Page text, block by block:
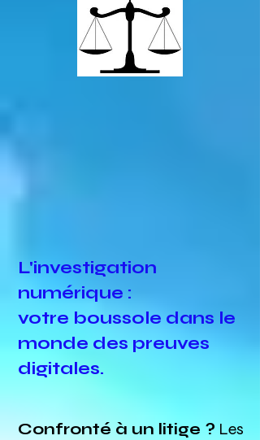
L'investigation
numérique :
votre boussole dans le
monde des preuves
digitales.
Confronté à un litige ? Les